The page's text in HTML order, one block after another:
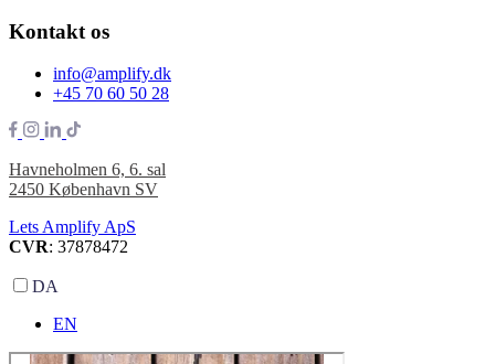
Kontakt os
info@amplify.dk
+45 70 60 50 28
Havneholmen 6, 6. sal
2450 København SV
Lets Amplify ApS
CVR: 37878472
DA
EN